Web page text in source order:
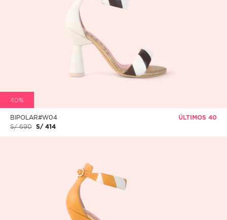
40%
BIPOLAR#W04
S/ 690
S/ 414
ÚLTIMOS 40